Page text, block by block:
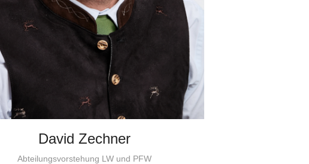
David Zechner
Abteilungsvorstehung LW und PFW